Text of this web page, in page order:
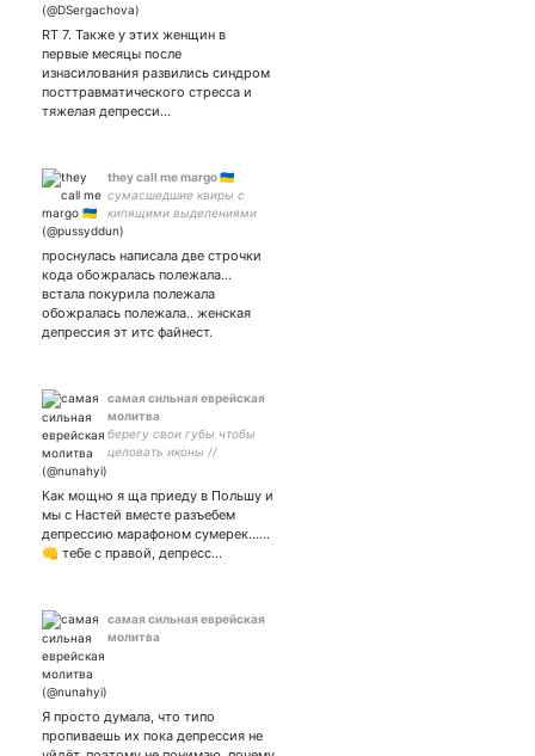
приват банк:
слежу за своими
подписками
RT 7. Также у этих женщин в
первые месяцы после
изнасилования развились синдром
посттравматического стресса и
тяжелая депресси…
they call me margo 🇺🇦
сумасшедшие квиры с
кипящими выделениями
проснулась написала две строчки
кода обожралась полежала…
встала покурила полежала
обожралась полежала.. женская
депрессия эт итс файнест.
самая сильная еврейская
молитва
берегу свои губы чтобы
целовать иконы //
Как мощно я ща приеду в Польшу и
мы с Настей вместе разъебем
депрессию марафоном сумерек……
👊 тебе с правой, депресс…
самая сильная еврейская
молитва
Я просто думала, что типо
пропиваешь их пока депрессия не